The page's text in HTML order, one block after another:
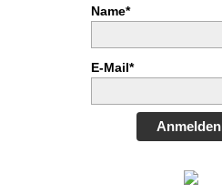
Name*
E-Mail*
Anmelden